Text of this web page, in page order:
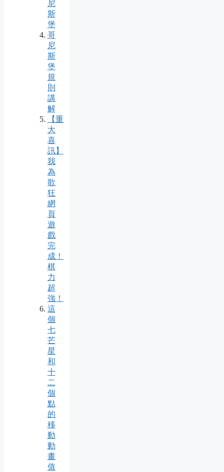
尼
斯
堡
哥
尼
斯
堡
規
則
講
解
【重
大
喜
訊】
我
為
歌
狂
網
頁
遊
戲
完
成！
棋
力
超
強！
這
個
七
芒
星
和
十
二
個
點
的
移
動
動
畫
值